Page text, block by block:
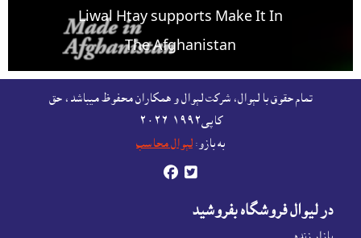
Liwal Htay supports Make It In
The Afghanistan
Afghanistan products,
تمام حقوق با لېوال، شرکت لېوال و همکاران محفوظ ميباشد، حق
کاپى١٩٩٢-۲۰۲٦
به بازو: لېوال محاسب
 
در ليوال فروشگاه بفروشيد